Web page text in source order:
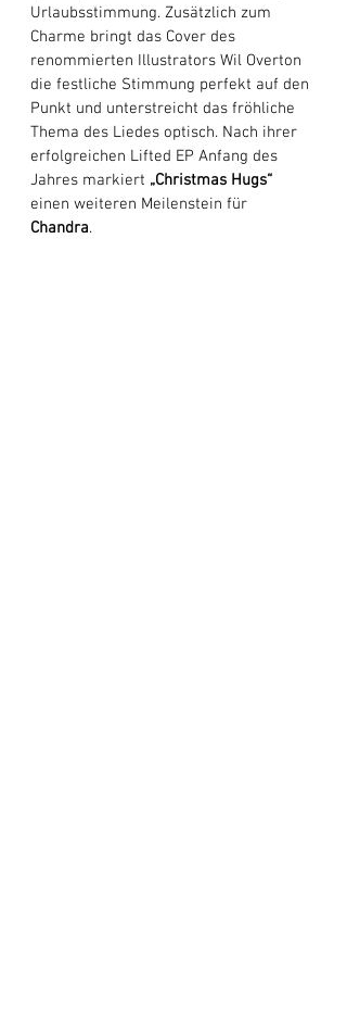
Urlaubsstimmung. Zusätzlich zum
Charme bringt das Cover des
renommierten Illustrators Wil Overton
die festliche Stimmung perfekt auf den
Punkt und unterstreicht das fröhliche
Thema des Liedes optisch. Nach ihrer
erfolgreichen Lifted EP Anfang des
Jahres markiert „Christmas Hugs“
einen weiteren Meilenstein für
Chandra.